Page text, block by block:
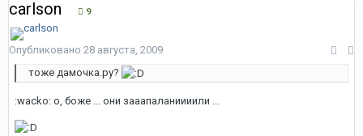
carlson 9
Опубликовано 28 августа, 2009
тоже дамочка.ру?
:wacko: о, боже ... они зааапаланиииили ...